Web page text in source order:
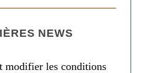
NEWS